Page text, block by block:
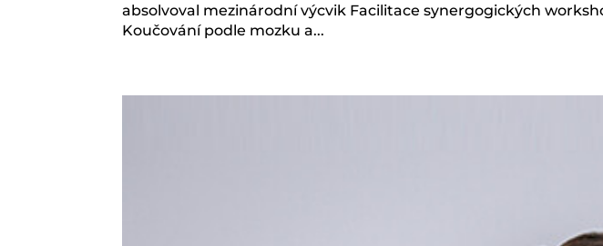
absolvoval mezinárodní výcvik Facilitace synergogických
Koučování podle mozku a...